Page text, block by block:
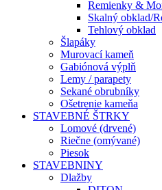
Remienky &
Skalný obklad/
Tehlový obklad
Šlapáky
Murovací kameň
Gabiónová výplň
Lemy / parapety
Sekané obrubníky
Ošetrenie kameňa
STAVEBNÉ ŠTRKY
Lomové (drvené)
Riečne (omývané)
Piesok
STAVEBNINY
Dlažby